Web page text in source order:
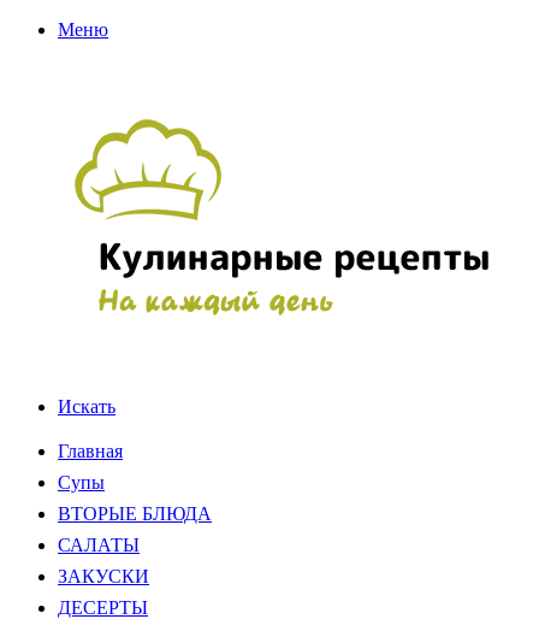
Меню
Искать
Главная
Супы
ВТОРЫЕ БЛЮДА
САЛАТЫ
ЗАКУСКИ
ДЕСЕРТЫ